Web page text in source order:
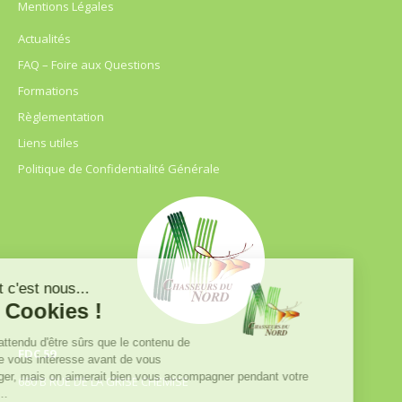
Mentions Légales
Actualités
FAQ – Foire aux Questions
Formations
Règlementation
Liens utiles
Politique de Confidentialité Générale
FDC 59
680 B RUE DE LA GRISE CHEMISE